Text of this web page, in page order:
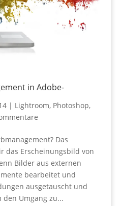
in Adobe-
| Lightroom, Photoshop,
Das
das Erscheinungsbild von
Bilder aus externen
bearbeitet und
ausgetauscht und
den Umgang zu...